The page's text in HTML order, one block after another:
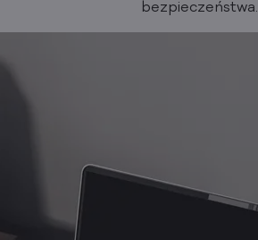
bezpieczeństwa.